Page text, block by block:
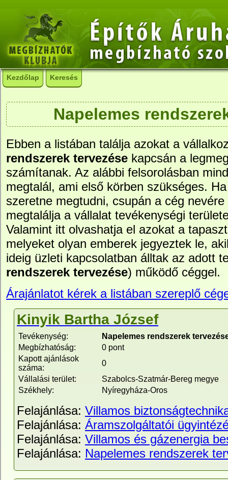
Kezdőlap Keresés
Napelemes
Ebben a listában találja azokat a
rendszerek tervezése kapcsán a
számítanak. Az alábbi felsorolásban
megtalál, ami első körben szükséges.
szeretne megtudni, csupán a cég
megtalálja a vállalat tevékenységi
Valamint itt olvashatja el azokat a
melyeket olyan emberek jegyeztek le,
ideig üzleti kapcsolatban álltak az adott
rendszerek tervezése) működő céggel.
Árajánlatot kérek a listában szereplő
Kinyik Bartha József
Tevékenység:
Napelemes rendszerek
Megbízhatóság:
0 pont
Kapott ajánlások
száma:
0
Vállalási terület:
Szabolcs-Szatmár-Bereg megye
Székhely:
Nyíregyháza-Oros
Felajánlása: Villamos
Felajánlása: Áramszolgáltatói
Felajánlása: Villamos és gázenergia
Felajánlása: Napelemes rendszerek